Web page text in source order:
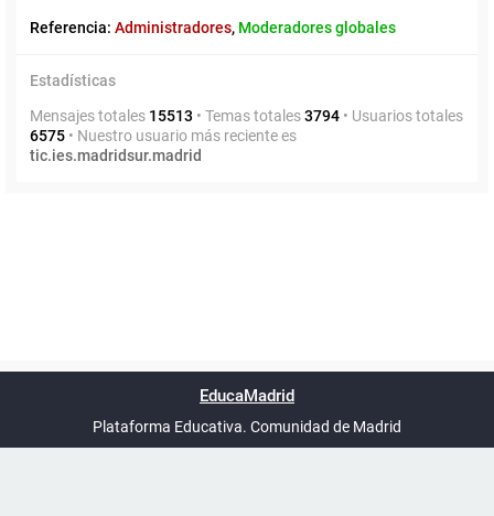
Referencia: Administradores, Moderadores globales
Estadísticas
Mensajes totales 15513 • Temas totales3794 • Usuarios totales
6575 • Nuestro usuario más reciente es
tic.ies.madridsur.madrid
UTC+02:00
phpBB España
EducaMadrid
Plataforma Educativa. Comunidad de Madrid